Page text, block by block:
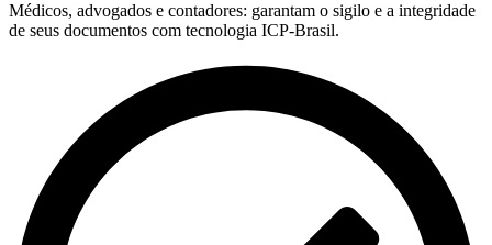
Médicos, advogados e contadores: garantam o sigilo e a integridade
de seus documentos com tecnologia ICP-Brasil.